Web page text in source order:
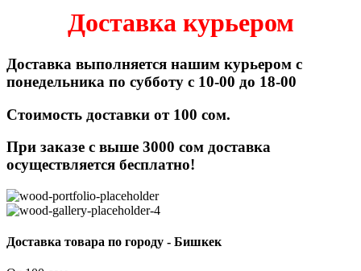
Доставка курьером
Доставка выполняется нашим курьером с
понедельника по субботу с 10-00 до 18-00
Стоимость доставки от 100 сом.
При заказе с выше 3000 сом доставка
осуществляется бесплатно!
Доставка товара по городу - Бишкек